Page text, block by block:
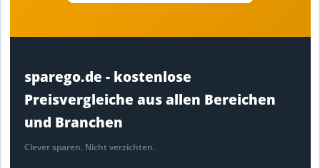
sparego.de - kostenlose
Preisvergleiche aus allen Bereichen
und Branchen
Clever sparen. Nicht verzichten.